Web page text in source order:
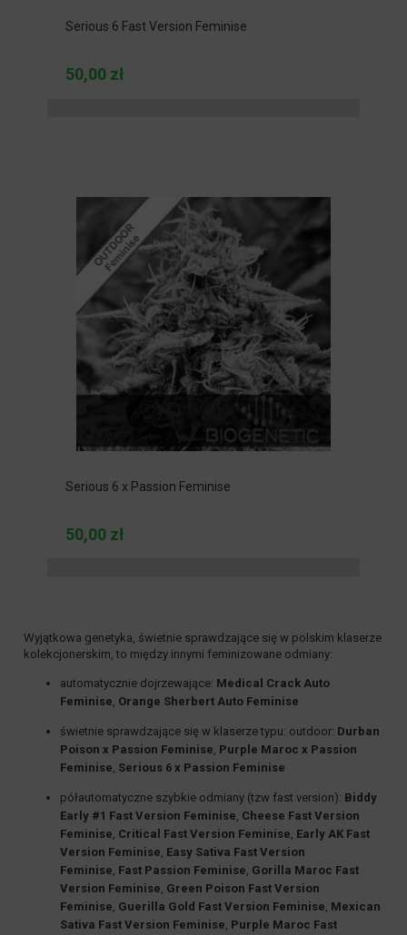
Serious 6 Fast Version Feminise
50,00 zł
Serious 6 x Passion Feminise
50,00 zł
Wyjątkowa genetyka, świetnie sprawdzające się w polskim klaserze
kolekcjonerskim, to między innymi feminizowane odmiany:
automatycznie dojrzewające: Medical Crack Auto
Feminise, Orange Sherbert Auto Feminise
świetnie sprawdzające się w klaserze typu: outdoor: Durban
Poison x Passion Feminise, Purple Maroc x Passion
Feminise, Serious 6 x Passion Feminise
półautomatyczne szybkie odmiany (tzw fast version): Biddy
Early #1 Fast Version Feminise, Cheese Fast Version
Feminise, Critical Fast Version Feminise, Early AK Fast
Version Feminise, Easy Sativa Fast Version
Feminise, Fast Passion Feminise, Gorilla Maroc Fast
Version Feminise, Green Poison Fast Version
Feminise, Guerilla Gold Fast Version Feminise, Mexican
Sativa Fast Version Feminise, Purple Maroc Fast